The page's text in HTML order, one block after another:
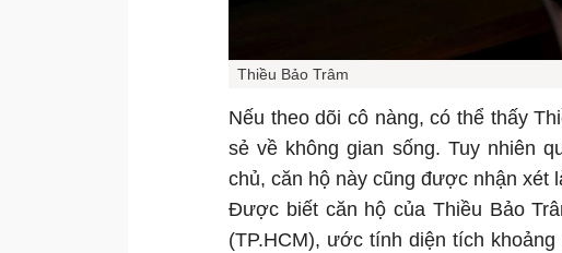
Thiều Bảo Trâm
Nếu theo dõi cô nàng, có thể thấy
sẻ về không gian sống. Tuy nhiên
chủ, căn hộ này cũng được nhận xét
Được biết căn hộ của Thiều Bảo
(TP.HCM), ước tính diện tích